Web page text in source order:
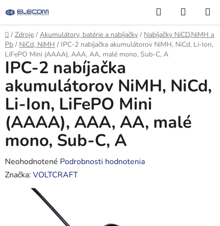
na
obsah
Hľadať
KOŠÍK
Domov
/ Zdroje / Akumulátory, batérie a nabíjačky / Nabíjačky NiCD,NiMH a
Pb / NiCd, NiMH / IPC-2 nabíjačka akumulátorov NiMH, NiCd, Li-Ion,
LiFePO Mini (AAAA), AAA, AA, malé mono, Sub-C, A
IPC-2 nabíjačka
akumulátorov NiMH, NiCd,
Li-Ion, LiFePO Mini
(AAAA), AAA, AA, malé
mono, Sub-C, A
Priemerné
hodnotenie
produktu
Neohodnotené Podrobnosti hodnotenia
Značka: VOLTCRAFT